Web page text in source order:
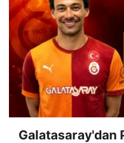
Galatasaray'dan